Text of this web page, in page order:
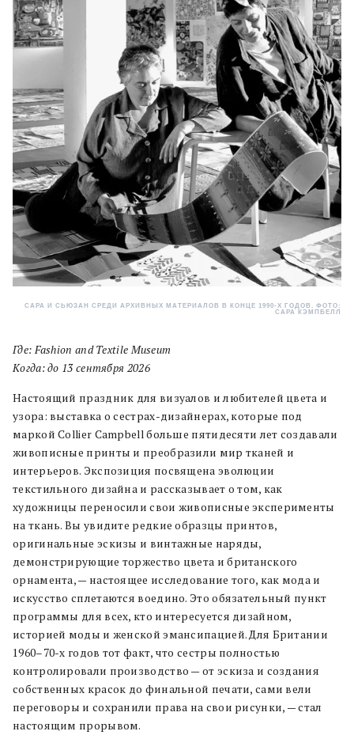
САРА И СЬЮЗАН СРЕДИ АРХИВНЫХ МАТЕРИАЛОВ В КОНЦЕ 1990-Х ГОДОВ. ФОТО:
САРА КЭМПБЕЛЛ
Где: Fashion and Textile Museum
Когда: до 13 сентября 2026
Настоящий праздник для визуалов и любителей цвета и
узора: выставка о сестрах-дизайнерах, которые под
маркой Collier Campbell больше пятидесяти лет создавали
живописные принты и преобразили мир тканей и
интерьеров. Экспозиция посвящена эволюции
текстильного дизайна и рассказывает о том, как
художницы переносили свои живописные эксперименты
на ткань. Вы увидите редкие образцы принтов,
оригинальные эскизы и винтажные наряды,
демонстрирующие торжество цвета и британского
орнамента, — настоящее исследование того, как мода и
искусство сплетаются воедино. Это обязательный пункт
программы для всех, кто интересуется дизайном,
историей моды и женской эмансипацией. Для Британии
1960–70-х годов тот факт, что сестры полностью
контролировали производство — от эскиза и создания
собственных красок до финальной печати, сами вели
переговоры и сохранили права на свои рисунки, — стал
настоящим прорывом.